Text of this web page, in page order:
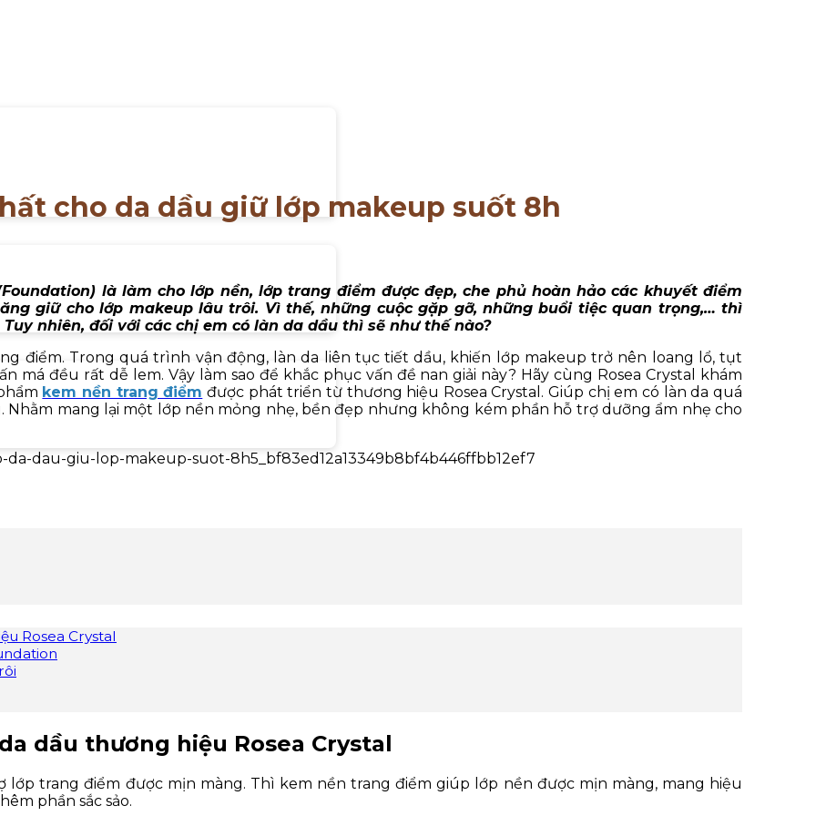
cho da dầu giữ lớp makeup suốt 8h
là làm cho lớp nền, lớp trang điểm được đẹp, che phủ hoàn hảo các khuyết điểm
giữ cho lớp makeup lâu trôi. Vì thế, những cuộc gặp gỡ, những buổi tiệc quan trọng,… thì
nhiên, đối với các chị em có làn da dầu thì sẽ như thế nào?
điểm. Trong quá trình vận động, làn da liên tục tiết dầu, khiến lớp makeup trở nên loang lổ, tụt
má đều rất dễ lem. Vậy làm sao để khắc phục vấn đề nan giải này? Hãy cùng Rosea Crystal khám
kem nền trang điểm được phát triển từ thương hiệu Rosea Crystal. Giúp chị em có làn da quá
mang lại một lớp nền mỏng nhẹ, bền đẹp nhưng không kém phần hỗ trợ dưỡng ẩm nhẹ cho
Rosea Crystal
dầu thương hiệu Rosea Crystal
trang điểm được mịn màng. Thì kem nền trang điểm giúp lớp nền được mịn màng, mang hiệu
phần sắc sảo.